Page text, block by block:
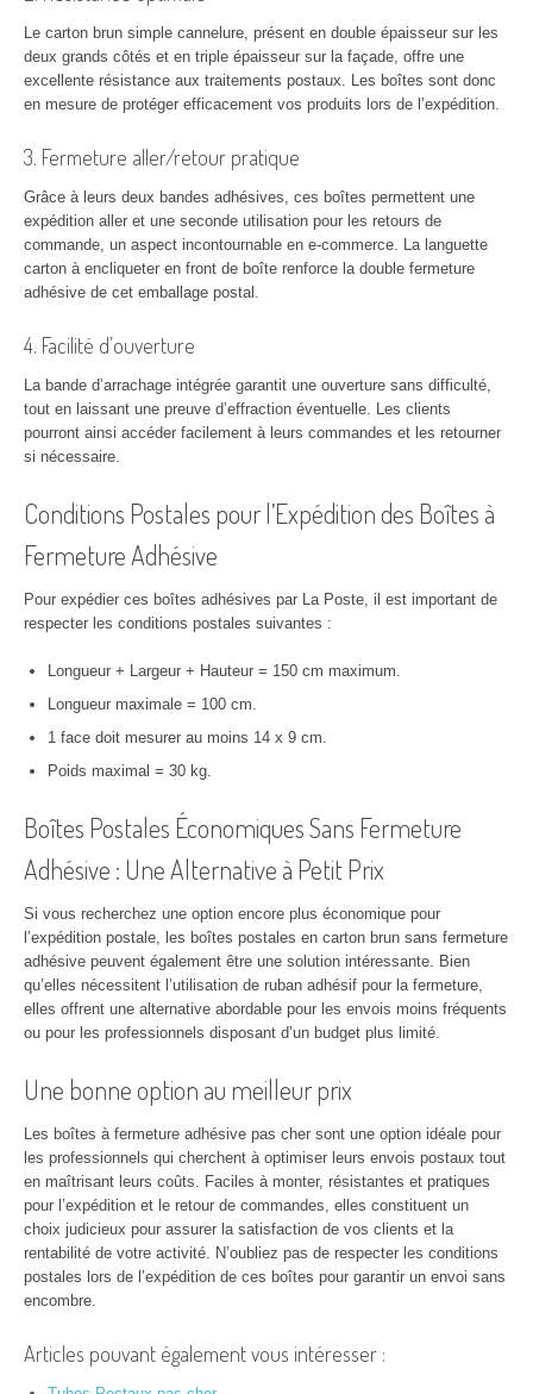
Le carton brun simple cannelure, présent en double épaisseur sur les
deux grands côtés et en triple épaisseur sur la façade, offre une
excellente résistance aux traitements postaux. Les boîtes sont donc
en mesure de protéger efficacement vos produits lors de l’expédition.
3. Fermeture aller/retour pratique
Grâce à leurs deux bandes adhésives, ces boîtes permettent une
expédition aller et une seconde utilisation pour les retours de
commande, un aspect incontournable en e-commerce. La languette
carton à encliqueter en front de boîte renforce la double fermeture
adhésive de cet emballage postal.
4. Facilité d’ouverture
La bande d’arrachage intégrée garantit une ouverture sans difficulté,
tout en laissant une preuve d’effraction éventuelle. Les clients
pourront ainsi accéder facilement à leurs commandes et les retourner
si nécessaire.
Conditions Postales pour l’Expédition des Boîtes à
Fermeture Adhésive
Pour expédier ces boîtes adhésives par La Poste, il est important de
respecter les conditions postales suivantes :
Longueur + Largeur + Hauteur = 150 cm maximum.
Longueur maximale = 100 cm.
1 face doit mesurer au moins 14 x 9 cm.
Poids maximal = 30 kg.
Boîtes Postales Économiques Sans Fermeture
Adhésive : Une Alternative à Petit Prix
Si vous recherchez une option encore plus économique pour
l’expédition postale, les boîtes postales en carton brun sans fermeture
adhésive peuvent également être une solution intéressante. Bien
qu’elles nécessitent l’utilisation de ruban adhésif pour la fermeture,
elles offrent une alternative abordable pour les envois moins fréquents
ou pour les professionnels disposant d’un budget plus limité.
Une bonne option au meilleur prix
Les boîtes à fermeture adhésive pas cher sont une option idéale pour
les professionnels qui cherchent à optimiser leurs envois postaux tout
en maîtrisant leurs coûts. Faciles à monter, résistantes et pratiques
pour l’expédition et le retour de commandes, elles constituent un
choix judicieux pour assurer la satisfaction de vos clients et la
rentabilité de votre activité. N’oubliez pas de respecter les conditions
postales lors de l’expédition de ces boîtes pour garantir un envoi sans
encombre.
Articles pouvant également vous intéresser :